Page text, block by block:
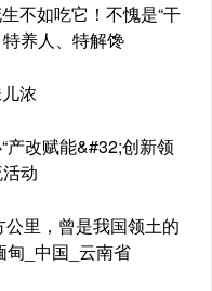
不如吃它！不愧是“干
养人、特解馋
浓
产改赋能&#32;创新领
动
里，曾是我国领土的
甸_中国_云南省